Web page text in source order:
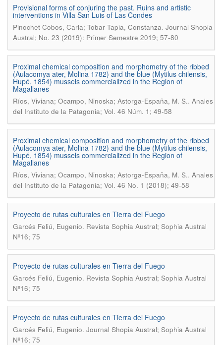
Provisional forms of conjuring the past. Ruins and artistic
interventions in Villa San Luis of Las Condes
Pinochet Cobos, Carla; Tobar Tapia, Constanza. Journal Shopia
Austral; No. 23 (2019): Primer Semestre 2019; 57-80
Proximal chemical composition and morphometry of the ribbed
(Aulacomya ater, Molina 1782) and the blue (Mytilus chilensis,
Hupé, 1854) mussels commercialized in the Region of
Magallanes
Ríos, Viviana; Ocampo, Ninoska; Astorga-España, M. S.. Anales
del Instituto de la Patagonia; Vol. 46 Núm. 1; 49-58
Proximal chemical composition and morphometry of the ribbed
(Aulacomya ater, Molina 1782) and the blue (Mytilus chilensis,
Hupé, 1854) mussels commercialized in the Region of
Magallanes
Ríos, Viviana; Ocampo, Ninoska; Astorga-España, M. S.. Anales
del Instituto de la Patagonia; Vol. 46 No. 1 (2018); 49-58
Proyecto de rutas culturales en Tierra del Fuego
Garcés Feliú, Eugenio. Revista Sophia Austral; Sophia Austral
Nº16; 75
Proyecto de rutas culturales en Tierra del Fuego
Garcés Feliú, Eugenio. Revista Sophia Austral; Sophia Austral
Nº16; 75
Proyecto de rutas culturales en Tierra del Fuego
Garcés Feliú, Eugenio. Journal Shopia Austral; Sophia Austral
Nº16; 75